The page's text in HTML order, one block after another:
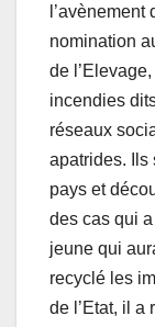
nomination
de
incendies
réseaux
apatrides. Ils
pays et
des cas qui
jeune qui
recyclé les
de l’Etat, il a